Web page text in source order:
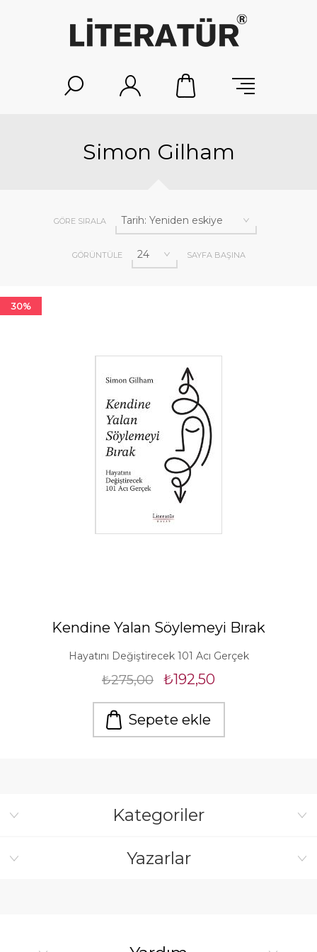
Simon Gilham
GÖRE SIRALA
GÖRÜNTÜLE SAYFA BAŞINA
30%
Kendine Yalan Söylemeyi Bırak
Hayatını Değiştirecek 101 Acı Gerçek
₺275,00 ₺192,50
Sepete ekle
Kategoriler
Yazarlar